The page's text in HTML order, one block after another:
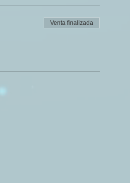
Venta finalizada